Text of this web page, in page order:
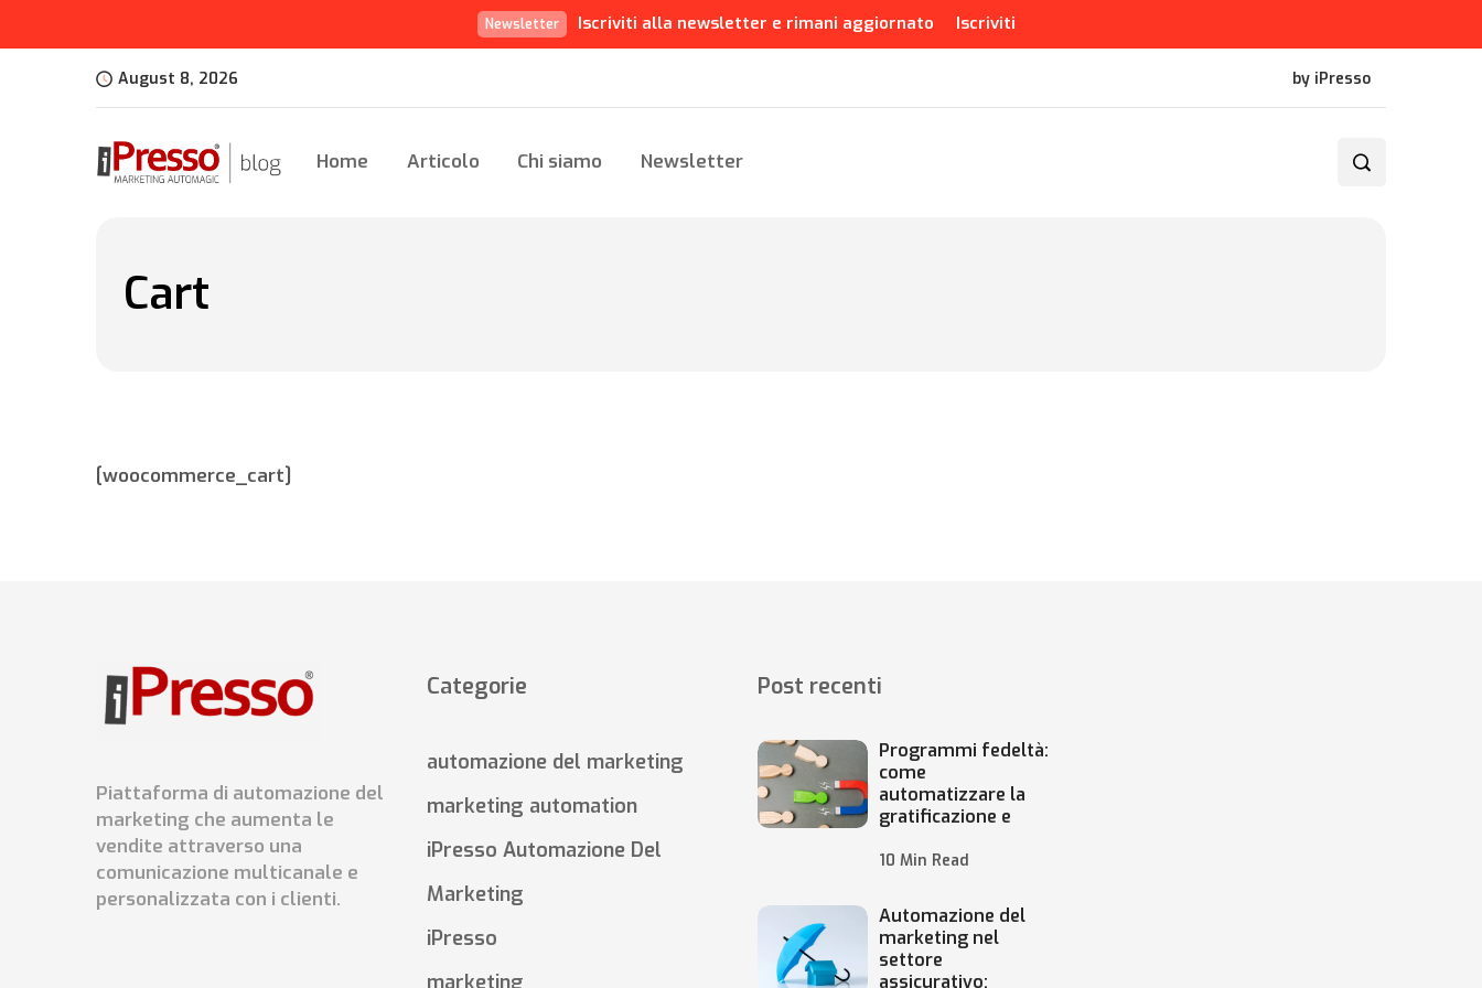
Newsletter Iscriviti alla newsletter e rimani aggiornato Iscriviti
August 8, 2026 by iPresso
Home Articolo Chi siamo Newsletter
Cart
[woocommerce_cart]
Piattaforma di automazione del
marketing che aumenta le
vendite attraverso una
comunicazione multicanale e
personalizzata con i clienti.
Categorie
automazione del marketing
marketing automation
iPresso Automazione Del
Marketing
iPresso
marketing
Post recenti
Programmi fedeltà:
come
automatizzare la
gratificazione e
10 Min Read
Automazione del
marketing nel
settore
assicurativo: